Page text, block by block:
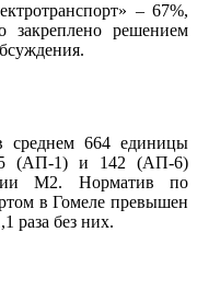
– 67%,
решением
среднем 664 единицы
(АП-1) и 142 (АП-6)
М2. Норматив по
в Гомеле превышен
раза без них.